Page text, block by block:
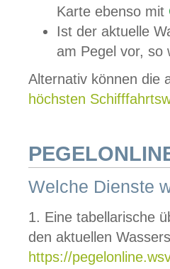
Karte ebenso mit
Ist der aktuelle
am Pegel vor,
Alternativ können die
höchsten
Welche Dienste
1. Eine tabellarische
den aktuellen
https://